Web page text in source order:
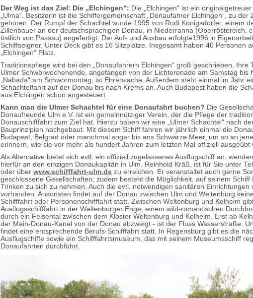
Der Weg ist das Ziel: Die „Elchingen“: Die „Elchingen“ ist ein
„Ulma“. Besitzerin ist die Schiffergemeinschaft „Donaufahrer Elchingen“, zu der
gehören. Der Rumpf der Schachtel wurde 1995 von Rudi Königsdorfer, einem
Zillenbauer an der deutschsprachigen Donau, in Niederranna (Oberröstereich,
östlich von Passau) angefertigt. Der Auf- und Ausbau erfolgte1996 in
Schiffseigner. Unter Deck gibt es 16 Sitzplätze. Insgesamt haben 40 Personen
„Elchingen“ Platz.
Traditionspflege wird bei den „Donaufahrern Elchingen“ groß geschrieben. Ihre
Ulmer Schwörwochenende, angefangen von der Lichterenade am Samstag bis
„Nabada“ am Schwörmontag, ist Ehrensache. Außerdem steht einmal im Jahr
Schachtelfahrt auf der Donau bis nach Krems an. Auch Budapest haben die
aus Elchingen schon angesteuert.
Kann man die Ulmer Schachtel für eine Donaufahrt buchen? Die
Donaufreunde Ulm e.V. ist ein gemeinnütziger Verein, der die Pflege der
Donauschifffahrt zum Ziel hat. Hierzu haben wir eine „Ulmer Schachtel“ nach
Bauprinzipien nachgebaut. Mit diesem Schiff fahren wir jährlich einmal die
Budapest, Belgrad oder manchmal sogar bis ans Schwarze Meer, um so an
erinnern, wie sie vor mehr als hundert Jahren zum letzten Mal offiziell ausgeübt
Als Alternative bietet sich evtl. ein offiziell zugelassenes Ausflugschiff an,
hierfür an den einzigen Donaukapitän in Ulm. Reinhold Kräß, ist für Sie unter
oder über www.schifffahrt-ulm.de zu erreichen. Er veranstaltet auch gerne
geschlossene Gesellschaften; zudem besteht die Möglichkeit, auf seinem Schiff
Trinken zu sich zu nehmen. Auch die evtl. notwendigen sanitären Einrichtungen
vorhanden. Ansonsten findet auf der Donau zwischen Ulm und Weltenburg
Schifffahrt oder Personenschifffahrt statt. Zwischen Weltenburg und Kelheim
Ausflugsschifffahrt in der Weltenburger Enge, einem wild-romantischen
durch ein Felsental zwischen dem Kloster Weltenburg und Kelheim. Erst ab
der Main-Donau-Kanal von der Donau abzweigt - ist der Fluss Wasserstraße.
findet eine entsprechende Berufs-Schifffahrt statt. In Regensburg gibt es die
Ausflugschiffe sowie ein Schifffahrtsmuseum, das mit seinem Museumsschiff
Donaufahrten durchführt.